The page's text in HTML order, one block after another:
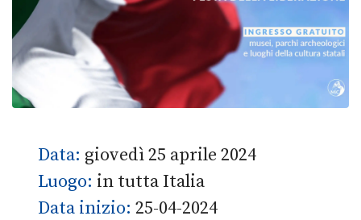
Data: giovedì 25 aprile 2024
Luogo: in tutta Italia
Data inizio: 25-04-2024